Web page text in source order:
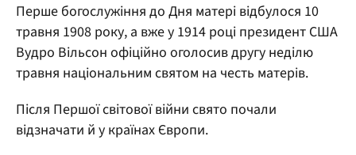
Перше богослужіння до Дня матері відбулося 10
травня 1908 року, а вже у 1914 році президент США
Вудро Вільсон офіційно оголосив другу неділю
травня національним святом на честь матерів.
Після Першої світової війни свято почали
відзначати й у країнах Європи.